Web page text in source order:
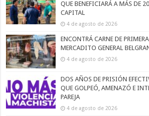
QUE BENEFICIARÁ A MÁS DE
CAPITAL
4 de agosto de 2026
ENCONTRÁ CARNE DE
MERCADITO GENERAL
4 de agosto de 2026
DOS AÑOS DE PRISIÓN
QUE GOLPEÓ, AMENAZÓ E
PAREJA
4 de agosto de 2026